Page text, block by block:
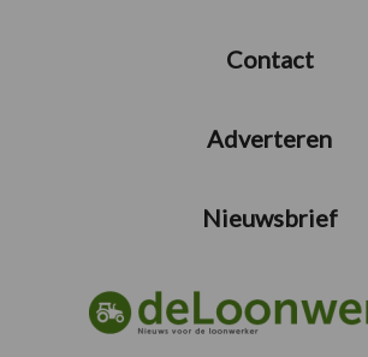
Contact
Adverteren
Nieuwsbrief